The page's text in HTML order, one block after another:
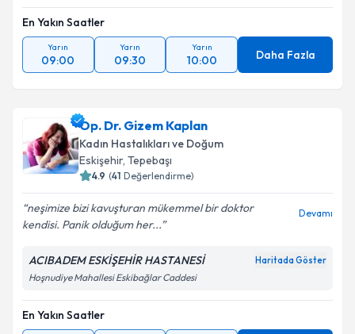
En Yakın Saatler
Yarın
09:00
Yarın
09:30
Yarın
10:00 Daha Fazla
Op. Dr. Gizem Kaplan
Kadın Hastalıkları ve Doğum
Eskişehir, Tepebaşı
4.9 (41 Değerlendirme)
neşimize bizi kavuşturan mükemmel bir doktor
kendisi. Panik olduğum her...
Devamı
ACIBADEM ESKİŞEHİR HASTANESİ Haritada Göster
Hoşnudiye Mahallesi Eskibağlar Caddesi
En Yakın Saatler